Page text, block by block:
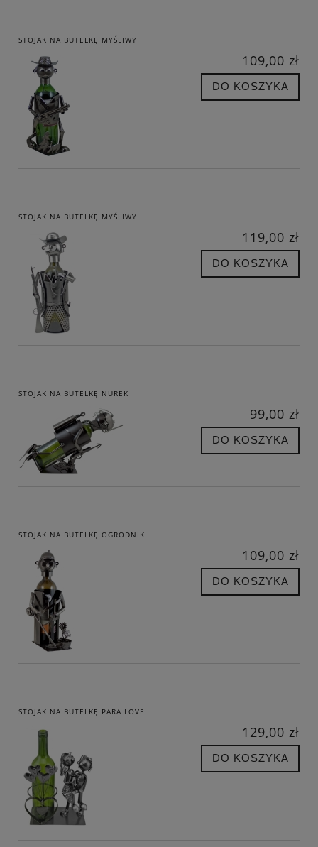
STOJAK NA BUTELKĘ MYŚLIWY
109,00 zł
DO KOSZYKA
STOJAK NA BUTELKĘ MYŚLIWY
119,00 zł
DO KOSZYKA
STOJAK NA BUTELKĘ NUREK
99,00 zł
DO KOSZYKA
STOJAK NA BUTELKĘ OGRODNIK
109,00 zł
DO KOSZYKA
STOJAK NA BUTELKĘ PARA LOVE
129,00 zł
DO KOSZYKA